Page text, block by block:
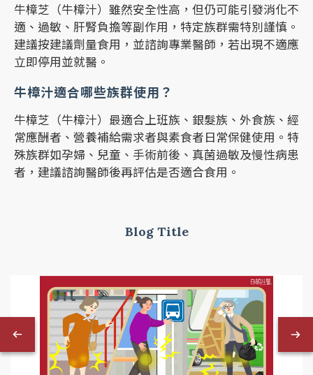
牛樟芝（牛樟汁）雖然安全性高，但仍可能引發消化不
適、過敏、肝腎負擔等副作用，特定族群需特別謹慎。
建議按建議劑量食用，並諮詢專業醫師，若出現不適應
立即停用並就醫。
牛樟汁適合哪些族群使用？
牛樟芝（牛樟汁）最適合上班族、銀髮族、外食族、經
常應酬者、營養補給需求者與素食者日常保健使用。特
殊族群如孕婦、兒童、手術前後、真菌過敏及慢性病患
者，建議諮詢醫師後再評估是否適合食用。
Blog Title